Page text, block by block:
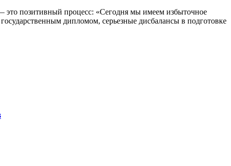
это позитивный процесс: «Сегодня мы имеем избыточное
дипломом, серьезные дисбалансы в подготовке